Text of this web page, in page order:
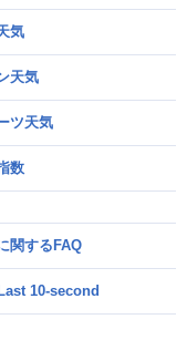
気
天気
ツ天気
数
関するFAQ
10-second